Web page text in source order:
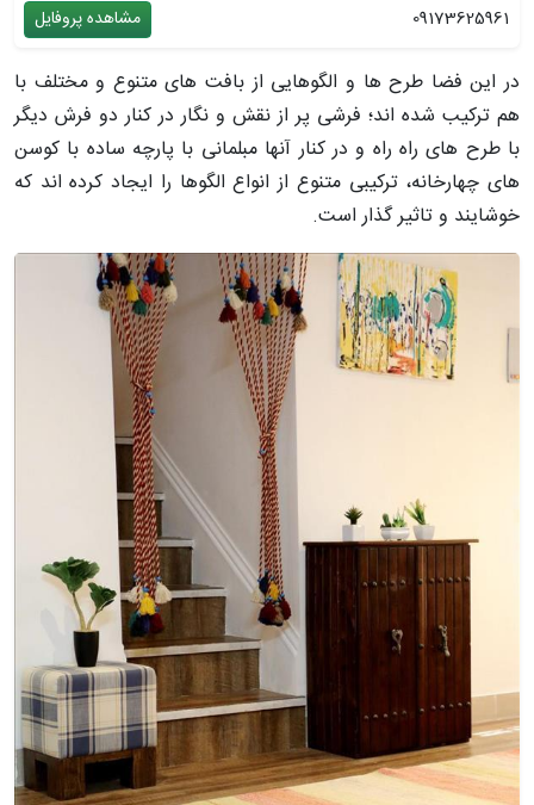
09173625961
مشاهده پروفایل
در این فضا طرح ­ها و الگوهایی از بافت­ های متنوع و مختلف با
هم ترکیب شده ­اند؛ فرشی پر از نقش و نگار در کنار دو فرش دیگر
با طرح­ های راه راه و در کنار آنها مبلمانی با پارچه­ ساده با کوسن
های چهارخانه، ترکیبی متنوع از انواع الگوها را ایجاد کرده ­اند که
خوشایند و تاثیر گذار است.